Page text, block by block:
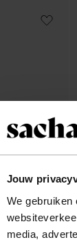
Jouw
We gebruiken
media,